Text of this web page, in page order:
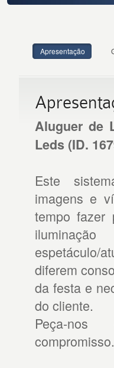
Apresentação
Aluguer de
Leds (ID.
Este
imagens e
tempo fazer
diferem
da festa e
do cliente.
Peça-nos
compromisso.